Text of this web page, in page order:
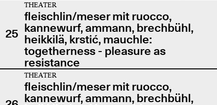
25
THEATER
fleischlin/meser mit ruocco,
kannewurf, ammann, brechbühl,
heikkilä, krstić, mauchle:
togetherness - pleasure as
resistance
THEATER
fleischlin/meser mit ruocco,
kannewurf, ammann, brechbühl,